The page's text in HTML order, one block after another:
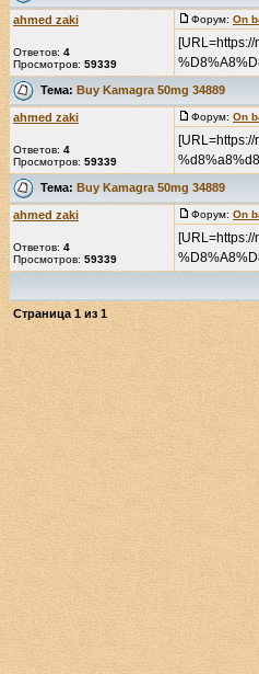
ahmed zaki
Ответов: 4
Просмотров: 59339
Форум: Оn
Тема: Buy Kamagra 50mg 34889
ahmed zaki
Ответов: 4
Просмотров: 59339
Форум: Оn
Тема: Buy Kamagra 50mg 34889
ahmed zaki
Ответов: 4
Просмотров: 59339
Форум: Оn
Страница 1 из 1